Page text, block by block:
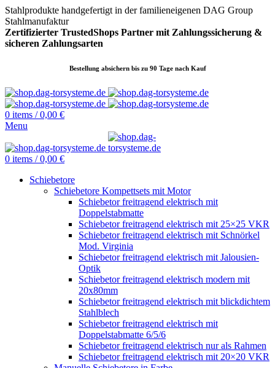
Stahlprodukte handgefertigt in der familieneigenen DAG Group
Stahlmanufaktur
Zertifizierter TrustedShops Partner mit Zahlungssicherung &
sicheren Zahlungsarten
Bestellung absichern bis zu 90 Tage nach Kauf
0 items / 0,00 €
Menu
0 items / 0,00 €
Schiebetore
Schiebetore Kompettsets mit Motor
Schiebetor freitragend elektrisch mit
Doppelstabmatte
Schiebetor freitragend elektrisch mit 25×25 VKR
Schiebetor freitragend elektrisch mit Schnörkel
Mod. Virginia
Schiebetor freitragend elektrisch mit Jalousien-
Optik
Schiebetor freitragend elektrisch modern mit
20x80mm
Schiebetor freitragend elektrisch mit blickdichtem
Stahlblech
Schiebetor freitragend elektrisch mit
Doppelstabmatte 6/5/6
Schiebetor freitragend elektrisch nur als Rahmen
Schiebetor freitragend elektrisch mit 20×20 VKR